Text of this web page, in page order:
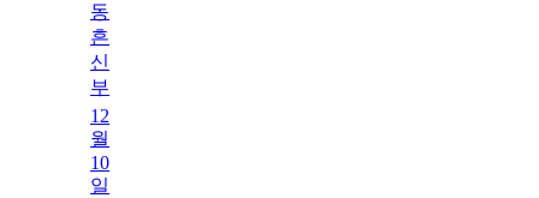
동
흔
신
부
12
월
10
일